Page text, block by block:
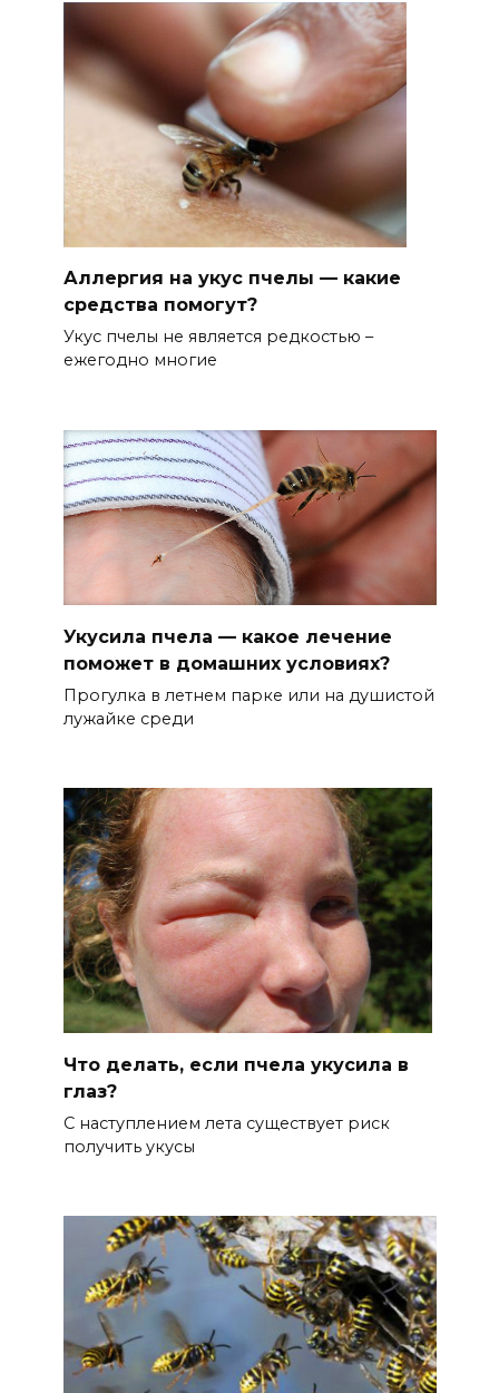
Аллергия на укус пчелы — какие
средства помогут?
Укус пчелы не является редкостью –
ежегодно многие
Укусила пчела — какое лечение
поможет в домашних условиях?
Прогулка в летнем парке или на душистой
лужайке среди
Что делать, если пчела укусила в
глаз?
С наступлением лета существует риск
получить укусы